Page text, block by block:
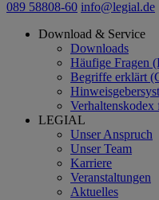
089 58808-60 info@legial.de
Download & Service
Downloads
Häufige Fragen
Begriffe erklärt
Verhaltenskodex
LEGIAL
Unser Anspruch
Unser Team
Karriere
Veranstaltungen
Aktuelles